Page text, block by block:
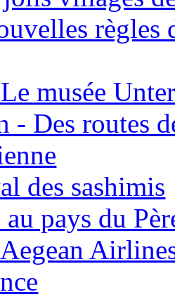
règles
musée
- Des routes
des sashimis
pays du